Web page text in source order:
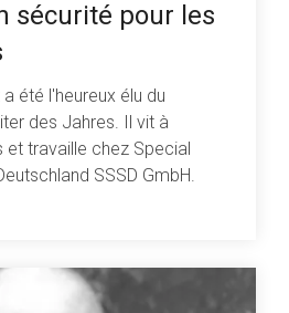
sécurité pour les
été l'heureux élu du
des Jahres. Il vit à
et travaille chez Special
SSSD GmbH.